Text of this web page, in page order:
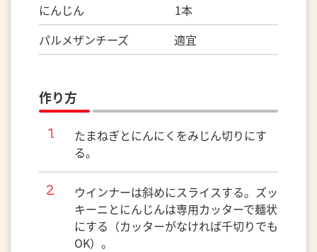
にんじん 1本
パルメザンチーズ 適宜
作り方
たまねぎとにんにくをみじん切りにす
る。
ウインナーは斜めにスライスする。ズッ
キーニとにんじんは専用カッターで麺状
にする（カッターがなければ千切りでも
OK）。